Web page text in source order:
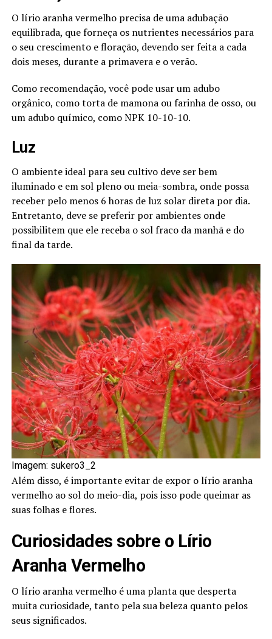
O lírio aranha vermelho precisa de uma adubação
equilibrada, que forneça os nutrientes necessários para
o seu crescimento e floração, devendo ser feita a cada
dois meses, durante a primavera e o verão.
Como recomendação, você pode usar um adubo
orgânico, como torta de mamona ou farinha de osso, ou
um adubo químico, como NPK 10-10-10.
Luz
O ambiente ideal para seu cultivo deve ser bem
iluminado e em sol pleno ou meia-sombra, onde possa
receber pelo menos 6 horas de luz solar direta por dia.
Entretanto, deve se preferir por ambientes onde
possibilitem que ele receba o sol fraco da manhã e do
final da tarde.
Imagem: sukero3_2
Além disso, é importante evitar de expor o lírio aranha
vermelho ao sol do meio-dia, pois isso pode queimar as
suas folhas e flores.
Curiosidades sobre o Lírio
Aranha Vermelho
O lírio aranha vermelho é uma planta que desperta
muita curiosidade, tanto pela sua beleza quanto pelos
seus significados.